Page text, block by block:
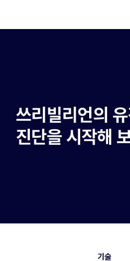
쓰리빌리언의
진단을 시작해
기술